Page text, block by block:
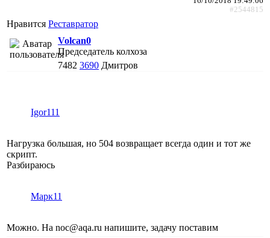
#2544815
Нравится Реставратор
Volcan0
Председатель колхоза
7482 3690 Дмитров
Igor111
Нагрузка большая, но 504 возвращает всегда один и тот же
скрипт.
Разбираюсь
Марк11
Можно. На noc@aqa.ru напишите, задачу поставим